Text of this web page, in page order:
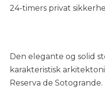
24-timers privat
Den elegante og solid
karakteristisk
Reserva de Sotogrande.